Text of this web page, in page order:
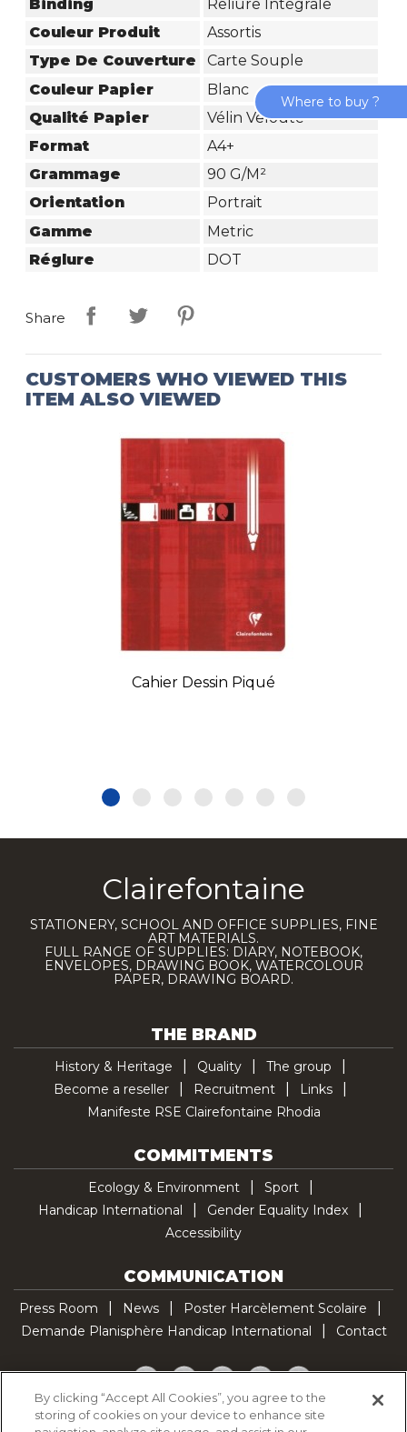
Binding
Reliure Intégrale
Couleur Produit
Assortis
Type De Couverture
Carte Souple
Couleur Papier
Blanc
Qualité Papier
Vélin Velouté
Format
A4+
Grammage
90 G/m²
Orientation
Portrait
Gamme
Metric
Réglure
DOT
Share
CUSTOMERS WHO VIEWED THIS
ITEM ALSO VIEWED
Cahier Dessin Piqué
Clairefontaine
STATIONERY, SCHOOL AND OFFICE SUPPLIES, FINE
ART MATERIALS.
FULL RANGE OF SUPPLIES: DIARY, NOTEBOOK,
ENVELOPES, DRAWING BOOK, WATERCOLOUR
PAPER, DRAWING BOARD.
THE BRAND
History & Heritage Quality
The group
Become a reseller
Recruitment
Links
Manifeste RSE Clairefontaine Rhodia
COMMITMENTS
Ecology & Environment
Sport
Handicap International
Gender Equality Index
Accessibility
COMMUNICATION
Press Room News
Poster Harcèlement Scolaire
Demande Planisphère Handicap International
Contact
Facebook
TwitterYouTubePinterestTikTok
Cookie Policy
Where to buy ?
By clicking “Accept All Cookies”, you agree to the
storing of cookies on your device to enhance site